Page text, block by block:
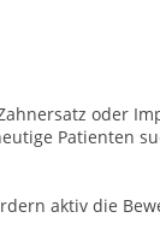
oder
Patienten
aktiv die